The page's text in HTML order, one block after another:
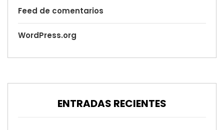
Feed de comentarios
WordPress.org
ENTRADAS RECIENTES